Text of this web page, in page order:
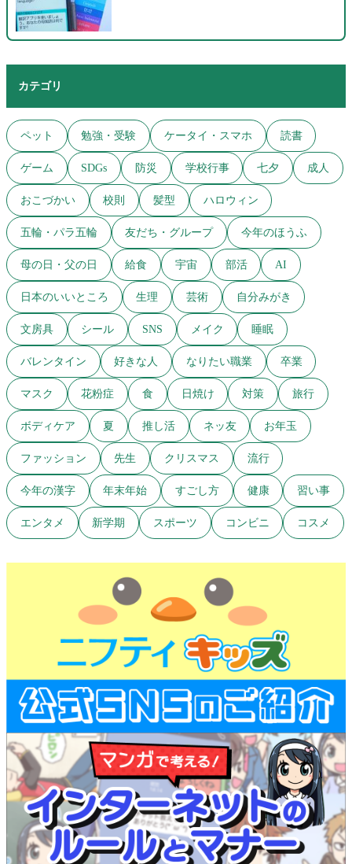
カテゴリ
ペット 勉強・受験 ケータイ・スマホ 読書
ゲーム SDGs 防災 学校行事 七夕 成人
おこづかい 校則 髪型 ハロウィン
五輪・パラ五輪 友だち・グループ 今年のほうふ
母の日・父の日 給食 宇宙 部活 AI
日本のいいところ 生理 芸術 自分みがき
文房具 シール SNS メイク 睡眠
バレンタイン 好きな人 なりたい職業 卒業
マスク 花粉症 食 日焼け 対策 旅行
ボディケア 夏 推し活 ネッ友 お年玉
ファッション 先生 クリスマス 流行
今年の漢字 年末年始 すごし方 健康 習い事
エンタメ 新学期 スポーツ コンビニ コスメ